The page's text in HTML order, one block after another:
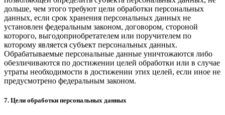
дольше, чем этого требуют цели обработки персональных
данных, если срок хранения персональных данных не
установлен федеральным законом, договором, стороной
которого, выгодоприобретателем или поручителем по
которому является субъект персональных данных.
Обрабатываемые персональные данные уничтожаются либо
обезличиваются по достижении целей обработки или в случае
утраты необходимости в достижении этих целей, если иное не
предусмотрено федеральным законом.
7. Цели обработки персональных данных